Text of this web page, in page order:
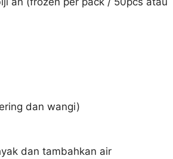
dan wangi)
dan tambahkan air